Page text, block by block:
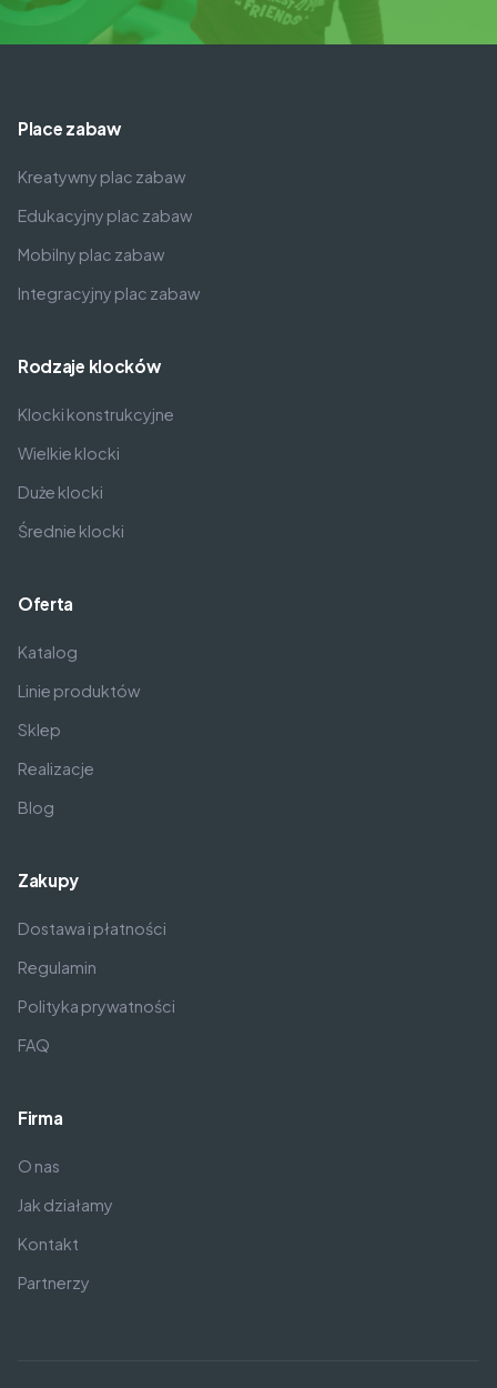
Place zabaw
Kreatywny plac zabaw
Edukacyjny plac zabaw
Mobilny plac zabaw
Integracyjny plac zabaw
Rodzaje klocków
Klocki konstrukcyjne
Wielkie klocki
Duże klocki
Średnie klocki
Oferta
Katalog
Linie produktów
Sklep
Realizacje
Blog
Zakupy
Dostawa i płatności
Regulamin
Polityka prywatności
FAQ
Firma
O nas
Jak działamy
Kontakt
Partnerzy